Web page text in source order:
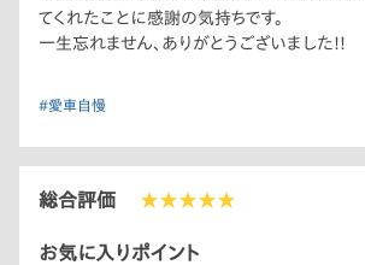
てくれたことに感謝の気持ちです。
一生忘れません、ありがとうございました!!
#愛車自慢
総合評価 ★★★★★
お気に入りポイント